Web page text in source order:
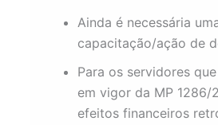
Ainda é necessária
capacitação/ação de
Para os servidores
em vigor da MP
efeitos financeiros